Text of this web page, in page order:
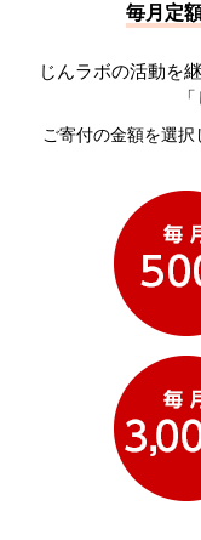
毎月定
じんラボの活動を
ご寄付の金額を選択